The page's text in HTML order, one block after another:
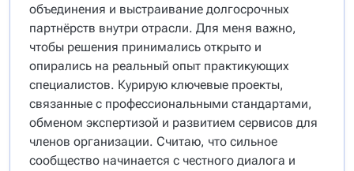
объединения и выстраивание долгосрочных
партнёрств внутри отрасли. Для меня важно,
чтобы решения принимались открыто и
опирались на реальный опыт практикующих
специалистов. Курирую ключевые проекты,
связанные с профессиональными стандартами,
обменом экспертизой и развитием сервисов для
членов организации. Считаю, что сильное
сообщество начинается с честного диалога и